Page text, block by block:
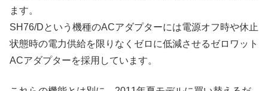
ます。
SH76/Dという機種のACアダプターには電源オフ時や休止
状態時の電力供給を限りなくゼロに低減させるゼロワット
ACアダプターを採用しています。